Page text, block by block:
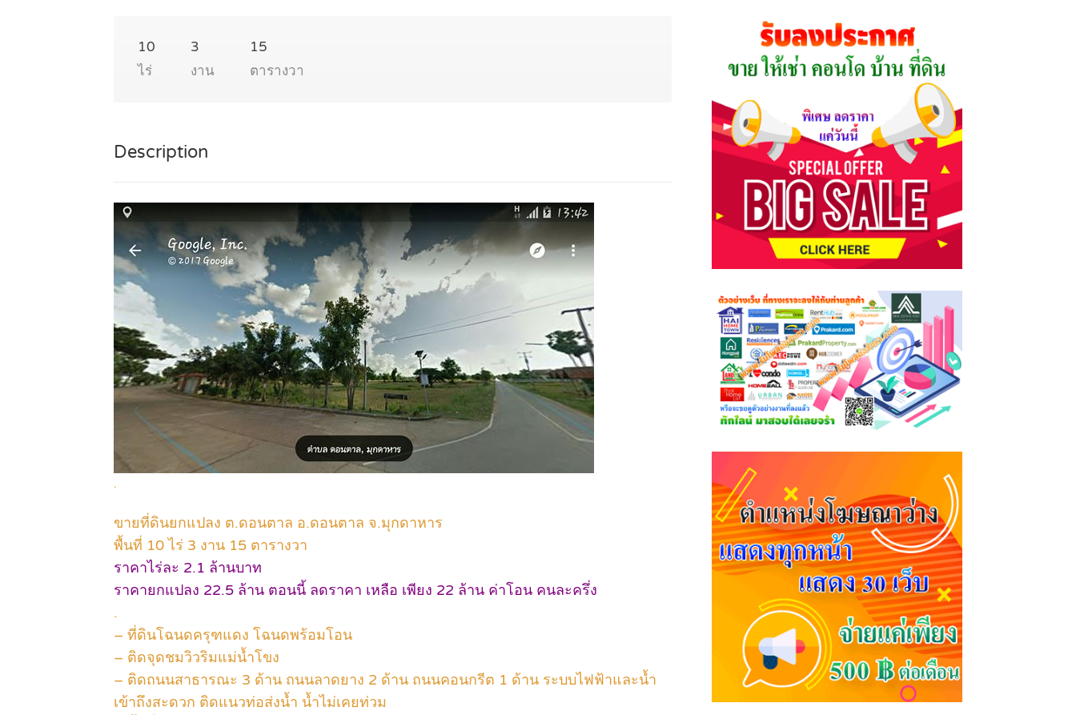
10
ไร่
3
งาน
15
ตารางวา
Description
.
ขายที่ดินยกแปลง ต.ดอนตาล อ.ดอนตาล จ.มุกดาหาร
พื้นที่ 10 ไร่ 3 งาน 15 ตารางวา
ราคาไร่ละ 2.1 ล้านบาท
ราคายกแปลง 22.5 ล้าน ตอนนี้ ลดราคา เหลือ เพียง 22 ล้าน ค่าโอน คนละครึ่ง
.
– ที่ดินโฉนดครุฑแดง โฉนดพร้อมโอน
– ติดจุดชมวิวริมแม่น้ำโขง
– ติดถนนสาธารณะ 3 ด้าน ถนนลาดยาง 2 ด้าน ถนนคอนกรีต 1 ด้าน ระบบไฟฟ้าและน้ำ
เข้าถึงสะดวก ติดแนวท่อส่งน้ำ น้ำไม่เคยท่วม